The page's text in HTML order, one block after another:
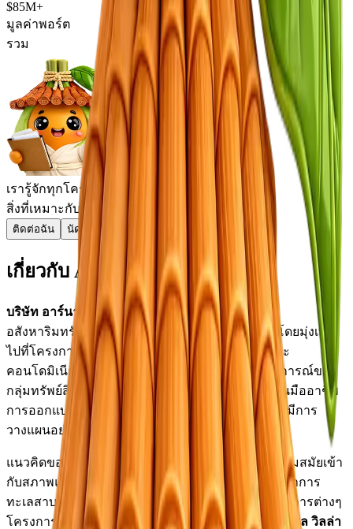
$85M+
มูลค่าพอร์ต
รวม
เรารู้จักทุกโครงการอย่างลึกซึ้ง
และช่วยคุณเลือก
สิ่งที่เหมาะกับคุณจริงๆ
ติดต่อฉัน นัดชม
เกี่ยวกับ Arna
บริษัท อาร์นา ดีเวลลอปเมนท์ จำกัด เป็นนักพัฒนา
อสังหาริมทรัพย์ที่ตั้งอยู่ในภูเก็ต ก่อตั้งขึ้นในปี 2018 โดยมุ่งเน้น
ไปที่โครงการที่อยู่อาศัยสมัยใหม่ รวมถึงวิลล่าหรูและ
คอนโดมิเนียม บริษัทได้รับการสนับสนุนจากประสบการณ์ของ
กลุ่มทรัพย์สินตรี และเน้นมาตรฐานการก่อสร้างที่เป็นมืออาชีพ
การออกแบบที่สร้างสรรค์ และการพัฒนาโครงการที่มีการ
วางแผนอย่างดี
แนวคิดของอาร์นาคือการผสมผสานสถาปัตยกรรมร่วมสมัยเข้า
กับสภาพแวดล้อมทางธรรมชาติ โดยมักจะมีการบูรณาการ
ทะเลสาบ พื้นที่สีเขียว และพื้นที่เปิดโล่งเข้าไปในโครงการต่างๆ
โครงการหลักของบริษัท ได้แก่ เซอราน่า เลคฟรอนท์ พูล วิลล่า